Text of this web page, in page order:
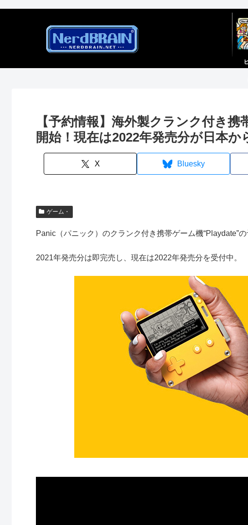
【予約情報】海外製クランク付き
開始！現在は2022年発売分が日本か
X Bluesky
ゲーム・
Panic（パニック）のクランク付き携帯ゲーム機“Playdate”の
2021年発売分は即完売し、現在は2022年発売分を受付中。